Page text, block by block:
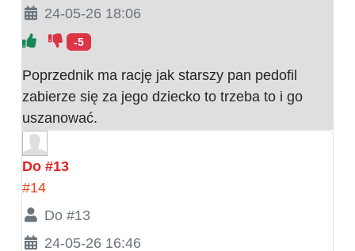
24-05-26 18:06
-5
Poprzednik ma rację jak starszy pan pedofil
zabierze się za jego dziecko to trzeba to i go
uszanować.
Do #13
#14
Do #13
24-05-26 16:46